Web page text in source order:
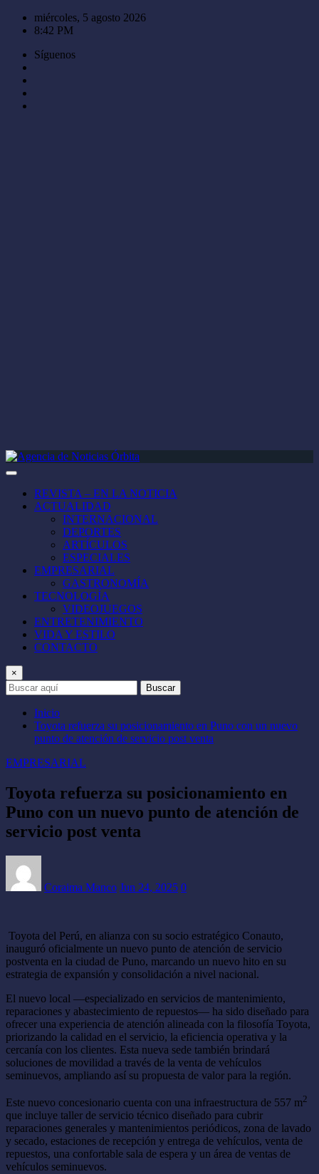
Saltar
miércoles, 5 agosto 2026
8:42 PM
Síguenos
REVISTA – EN LA NOTICIA
ACTUALIDAD
INTERNACIONAL
DEPORTES
ARTÍCULOS
ESPECIALES
EMPRESARIAL
GASTRONOMÍA
TECNOLOGÍA
VIDEOJUEGOS
ENTRETENIMIENTO
VIDA Y ESTILO
CONTACTO
×
Buscar
Inicio
Toyota refuerza su posicionamiento en Puno con un nuevo
punto de atención de servicio post venta
EMPRESARIAL
Toyota refuerza su posicionamiento en
Puno con un nuevo punto de atención de
servicio post venta
Coraima Manco Jun 24, 2025 0
Toyota del Perú, en alianza con su socio estratégico Conauto,
inauguró oficialmente un nuevo punto de atención de servicio
postventa en la ciudad de Puno, marcando un nuevo hito en su
estrategia de expansión y consolidación a nivel nacional.
El nuevo local —especializado en servicios de mantenimiento,
reparaciones y abastecimiento de repuestos— ha sido diseñado para
ofrecer una experiencia de atención alineada con la filosofía Toyota,
priorizando la calidad en el servicio, la eficiencia operativa y la
cercanía con los clientes. Esta nueva sede también brindará
soluciones de movilidad a través de la venta de vehículos
seminuevos, ampliando así su propuesta de valor para la región.
Este nuevo concesionario cuenta con una infraestructura de 557 m2
que incluye taller de servicio técnico diseñado para cubrir
reparaciones generales y mantenimientos periódicos, zona de lavado
y secado, estaciones de recepción y entrega de vehículos, venta de
repuestos, una confortable sala de espera y un área de ventas de
vehículos seminuevos.